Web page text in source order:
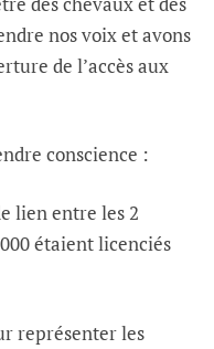
nos voix et avons
de l’accès aux
conscience :
lien entre les 2
étaient licenciés
représenter les